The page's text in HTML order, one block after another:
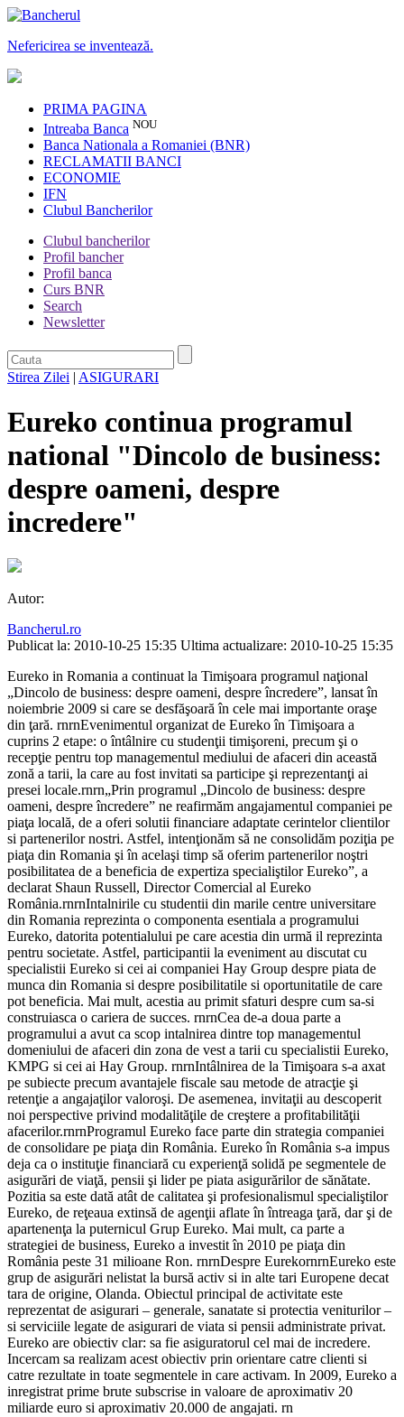
Nefericirea se inventează.
PRIMA PAGINA
Intreaba Banca NOU
Banca Nationala a Romaniei (BNR)
RECLAMATII BANCI
ECONOMIE
IFN
Clubul Bancherilor
Clubul bancherilor
Profil bancher
Profil banca
Curs BNR
Search
Newsletter
Stirea Zilei | ASIGURARI
Eureko continua programul
national "Dincolo de business:
despre oameni, despre
incredere"
Autor:
Bancherul.ro
Publicat la: 2010-10-25 15:35 Ultima actualizare: 2010-10-25 15:35
Eureko in Romania a continuat la Timişoara programul naţional
„Dincolo de business: despre oameni, despre încredere”, lansat în
noiembrie 2009 si care se desfăşoară în cele mai importante oraşe
din ţară. rnrnEvenimentul organizat de Eureko în Timişoara a
cuprins 2 etape: o întâlnire cu studenţii timişoreni, precum şi o
recepţie pentru top managementul mediului de afaceri din această
zonă a tarii, la care au fost invitati sa participe şi reprezentanţi ai
presei locale.rnrn„Prin programul „Dincolo de business: despre
oameni, despre încredere” ne reafirmăm angajamentul companiei pe
piaţa locală, de a oferi solutii financiare adaptate cerintelor clientilor
si partenerilor nostri. Astfel, intenţionăm să ne consolidăm poziţia pe
piaţa din Romania şi în acelaşi timp să oferim partenerilor noştri
posibilitatea de a beneficia de expertiza specialiştilor Eureko”, a
declarat Shaun Russell, Director Comercial al Eureko
România.rnrnIntalnirile cu studentii din marile centre universitare
din Romania reprezinta o componenta esentiala a programului
Eureko, datorita potentialului pe care acestia din urmă il reprezinta
pentru societate. Astfel, participantii la eveniment au discutat cu
specialistii Eureko si cei ai companiei Hay Group despre piata de
munca din Romania si despre posibilitatile si oportunitatile de care
pot beneficia. Mai mult, acestia au primit sfaturi despre cum sa-si
construiasca o cariera de succes. rnrnCea de-a doua parte a
programului a avut ca scop intalnirea dintre top managementul
domeniului de afaceri din zona de vest a tarii cu specialistii Eureko,
KMPG si cei ai Hay Group. rnrnIntâlnirea de la Timişoara s-a axat
pe subiecte precum avantajele fiscale sau metode de atracţie şi
retenţie a angajaţilor valoroşi. De asemenea, invitaţii au descoperit
noi perspective privind modalităţile de creştere a profitabilităţii
afacerilor.rnrnProgramul Eureko face parte din strategia companiei
de consolidare pe piaţa din România. Eureko în România s-a impus
deja ca o instituţie financiară cu experienţă solidă pe segmentele de
asigurări de viaţă, pensii şi lider pe piata asigurărilor de sănătate.
Pozitia sa este dată atât de calitatea şi profesionalismul specialiştilor
Eureko, de reţeaua extinsă de agenţii aflate în întreaga ţară, dar şi de
apartenenţa la puternicul Grup Eureko. Mai mult, ca parte a
strategiei de business, Eureko a investit în 2010 pe piaţa din
România peste 31 milioane Ron. rnrnDespre EurekornrnEureko este
grup de asigurări nelistat la bursă activ si in alte tari Europene decat
tara de origine, Olanda. Obiectul principal de activitate este
reprezentat de asigurari – generale, sanatate si protectia veniturilor –
si serviciile legate de asigurari de viata si pensii administrate privat.
Eureko are obiectiv clar: sa fie asiguratorul cel mai de incredere.
Incercam sa realizam acest obiectiv prin orientare catre clienti si
catre rezultate in toate segmentele in care activam. In 2009, Eureko a
inregistrat prime brute subscrise in valoare de aproximativ 20
miliarde euro si aproximativ 20.000 de angajati. rn